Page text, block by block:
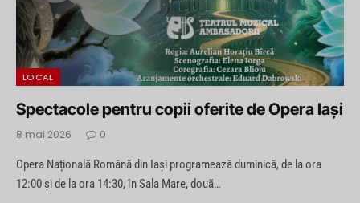
LOCAL
Spectacole pentru copii oferite de Opera Iași
8 mai 2026 0
Opera Națională Română din Iași programează duminică, de la ora
12:00 și de la ora 14:30, în Sala Mare, două…